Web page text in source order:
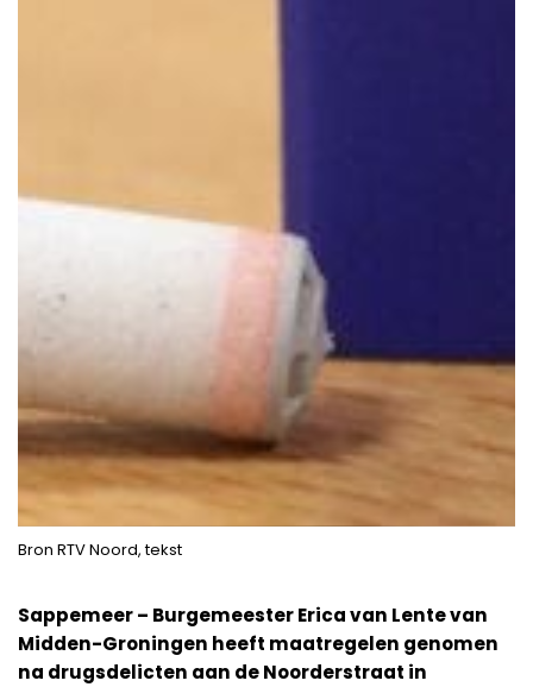
Bron RTV Noord, tekst
Sappemeer – Burgemeester Erica van Lente van
Midden-Groningen heeft maatregelen genomen
na drugsdelicten aan de Noorderstraat in